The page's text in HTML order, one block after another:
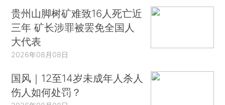
贵州山脚树矿难致16人死亡近
三年 矿长涉罪被罢免全国人
大代表
2026年08月08日
国风｜12至14岁未成年人杀人
伤人如何处罚？